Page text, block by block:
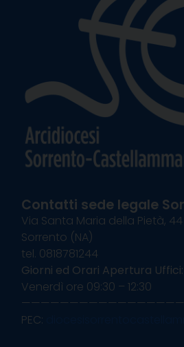
Contatti sede legale
Via Santa Maria della Pietà,
Sorrento (NA)
tel. 0818781244
Giorni ed Orari Apertura Uffici:
Venerdì ore 09:30 – 12:30
PEC: